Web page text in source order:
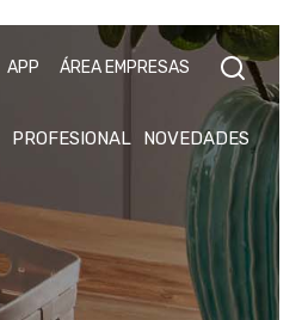
APP ÁREA EMPRESAS
PROFESIONAL NOVEDADES